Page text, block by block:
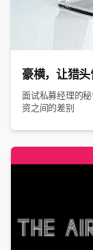
豪横，让猎
面试私募经理的
资之间的差别